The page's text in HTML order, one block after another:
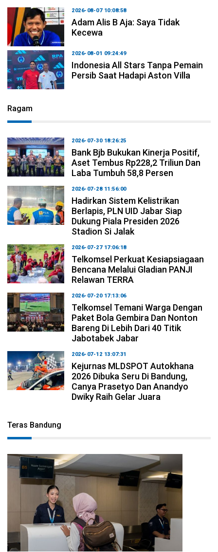
2026-08-07 10:08:58
Adam Alis B Aja: Saya Tidak
Kecewa
2026-08-01 09:24:49
Indonesia All Stars Tanpa Pemain
Persib Saat Hadapi Aston Villa
Ragam
2026-07-30 18:26:25
Bank Bjb Bukukan Kinerja Positif,
Aset Tembus Rp228,2 Triliun Dan
Laba Tumbuh 58,8 Persen
2026-07-28 11:56:00
Hadirkan Sistem Kelistrikan
Berlapis, PLN UID Jabar Siap
Dukung Piala Presiden 2026
Stadion Si Jalak
2026-07-27 17:06:18
Telkomsel Perkuat Kesiapsiagaan
Bencana Melalui Gladian PANJI
Relawan TERRA
2026-07-20 17:13:06
Telkomsel Temani Warga Dengan
Paket Bola Gembira Dan Nonton
Bareng Di Lebih Dari 40 Titik
Jabotabek Jabar
2026-07-12 13:07:31
Kejurnas MLDSPOT Autokhana
2026 Dibuka Seru Di Bandung,
Canya Prasetyo Dan Anandyo
Dwiky Raih Gelar Juara
Teras Bandung
2026-08-08 11:12:29